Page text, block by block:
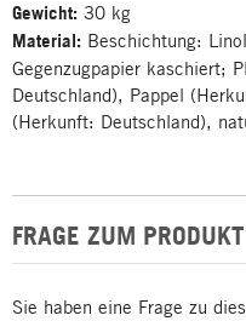
Gewicht: 30 kg
Material: Beschichtung:
Gegenzugpapier kaschiert;
Deutschland), Pappel
(Herkunft: Deutschland),
FRAGE ZUM PRODUKT
Sie haben eine Frage zu